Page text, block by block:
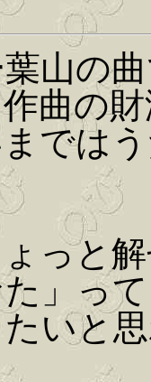
山の
曲の
では
っと
た」っ
いと